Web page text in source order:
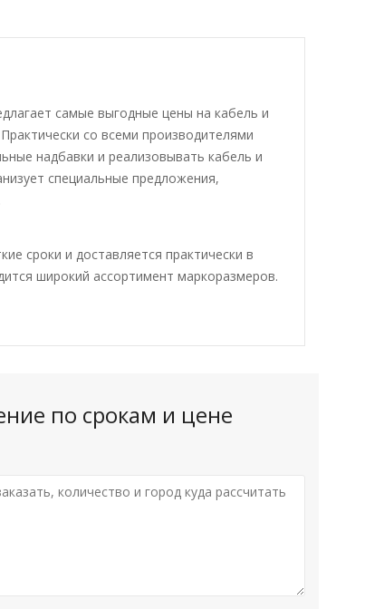
самые выгодные цены на кабель и
со всеми производителями
надбавки и реализовывать кабель и
специальные предложения,
сроки и доставляется практически в
широкий ассортимент маркоразмеров.
по срокам и цене